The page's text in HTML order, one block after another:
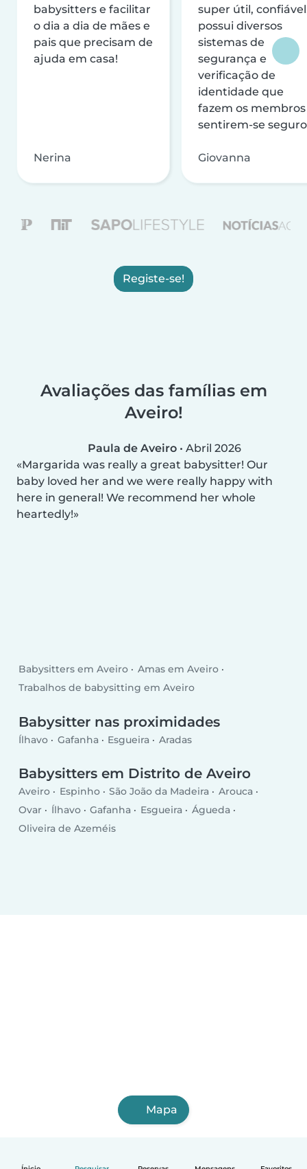
babysitters e facilitar
o dia a dia de mães e
pais que precisam de
ajuda em casa!
Nerina
super útil,
possui diversos
sistemas de
segurança e
verificação de
identidade que
fazem os membros
sentirem-se
Giovanna
Registe-se!
Avaliações das famílias em
Aveiro!
Paula de Aveiro • Abril 2026
Margarida was really a great babysitter! Our
baby loved her and we were really happy with
here in general! We recommend her whole
heartedly!
Babysitters em Aveiro
Amas em Aveiro
Trabalhos de babysitting em Aveiro
Babysitter nas proximidades
Ílhavo Gafanha Esgueira Aradas
Babysitters em Distrito de Aveiro
Aveiro Espinho São João da Madeira
Arouca
Ovar
Ílhavo Gafanha Esgueira
Águeda
Oliveira de Azeméis
Mapa